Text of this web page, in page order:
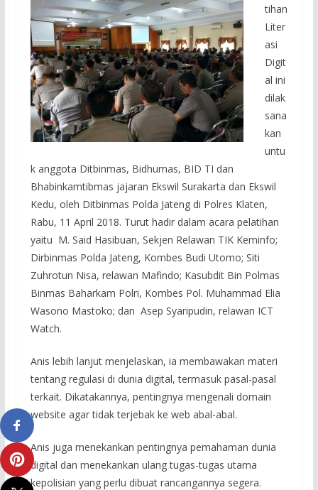
tihan
Liter
asi
Digit
al ini
dilak
sana
kan
untu
k anggota Ditbinmas, Bidhumas, BID TI dan
Bhabinkamtibmas jajaran Ekswil Surakarta dan Ekswil
Kedu, oleh Ditbinmas Polda Jateng di Polres Klaten,
Rabu, 11 April 2018. Turut hadir dalam acara pelatihan
yaitu M. Said Hasibuan, Sekjen Relawan TIK Keminfo;
Dirbinmas Polda Jateng, Kombes Budi Utomo; Siti
Zuhrotun Nisa, relawan Mafindo; Kasubdit Bin Polmas
Binmas Baharkam Polri, Kombes Pol. Muhammad Elia
Wasono Mastoko; dan Asep Syaripudin, relawan ICT
Watch.
Anis lebih lanjut menjelaskan, ia membawakan materi
tentang regulasi di dunia digital, termasuk pasal-pasal
terkait. Dikatakannya, pentingnya mengenali domain
website agar tidak terjebak ke web abal-abal.
Anis juga menekankan pentingnya pemahaman dunia
digital dan menekankan ulang tugas-tugas utama
kepolisian yang perlu dibuat rancangannya segera.